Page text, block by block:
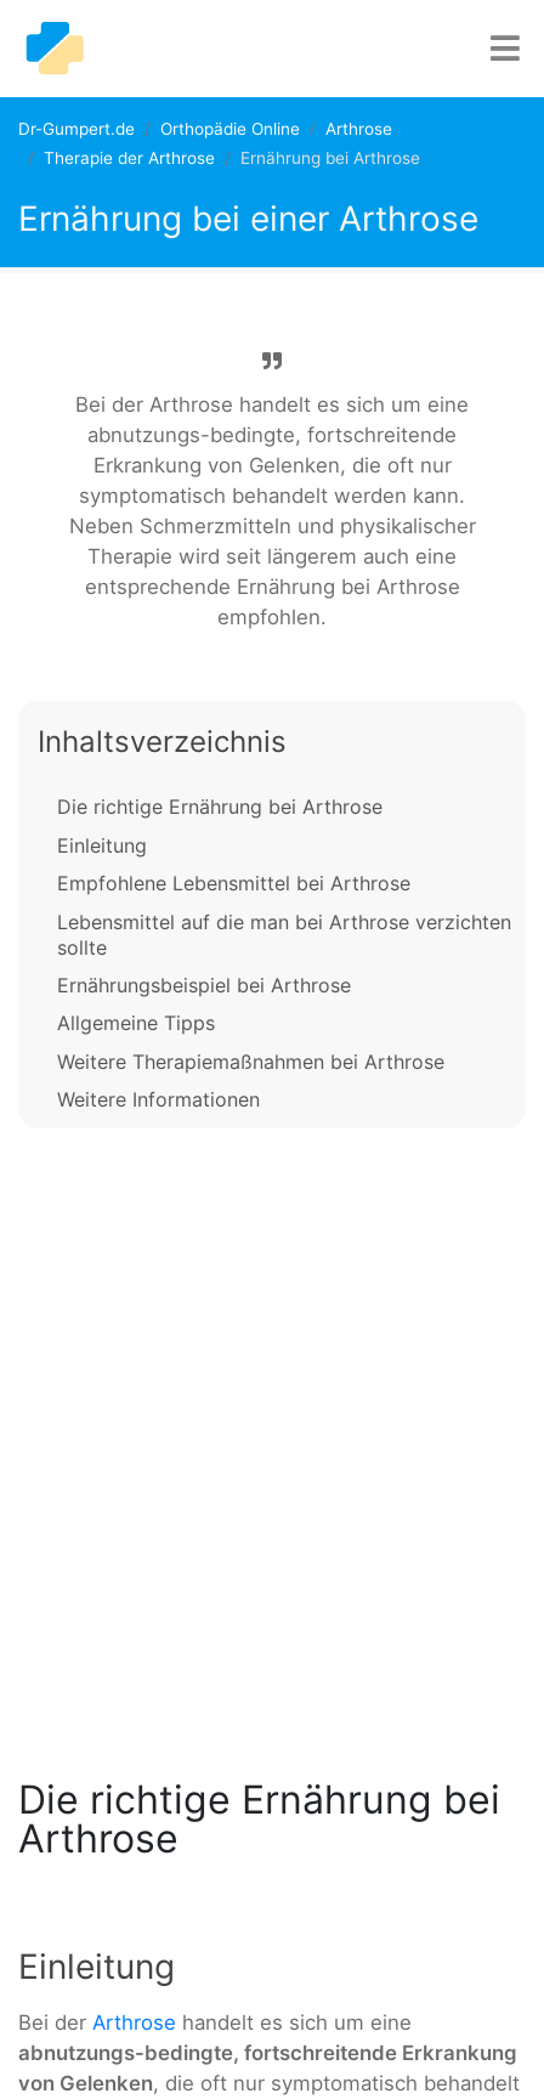
Dr-Gumpert.de Orthopädie Online
Arthrose
Therapie der Arthrose
Ernährung bei Arthrose
Ernährung bei einer Arthrose
Bei der Arthrose handelt es sich um eine
abnutzungs-bedingte, fortschreitende
Erkrankung von Gelenken, die oft nur
symptomatisch behandelt werden kann.
Neben Schmerzmitteln und physikalischer
Therapie wird seit längerem auch eine
entsprechende Ernährung bei Arthrose
empfohlen.
Inhaltsverzeichnis
Die richtige Ernährung bei Arthrose
Einleitung
Empfohlene Lebensmittel bei Arthrose
Lebensmittel auf die man bei Arthrose verzichten
sollte
Ernährungsbeispiel bei Arthrose
Allgemeine Tipps
Weitere Therapiemaßnahmen bei Arthrose
Weitere Informationen
Die richtige Ernährung bei
Arthrose
Einleitung
Bei der Arthrose handelt es sich um eine
abnutzungs-bedingte, fortschreitende Erkrankung
von Gelenken, die oft nur symptomatisch behandelt